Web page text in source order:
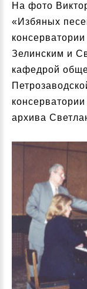
На фото
«Избяных
Зелинским и
кафедрой
архива